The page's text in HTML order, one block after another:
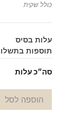
כולל שקית
עלות בסיס
תוספות
סה״כ עלות
הוספה לסל